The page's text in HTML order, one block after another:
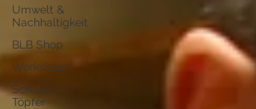
Umwelt &
Nachhaltigkeit
BLB Shop
Workshops
Schalen-
Töpfer